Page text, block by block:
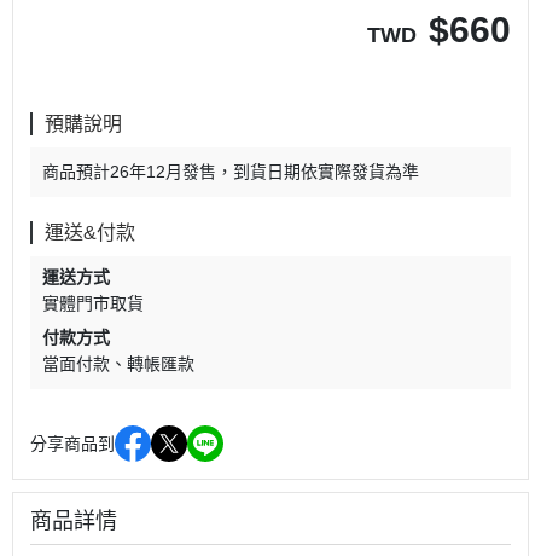
TWD $660
預購說明
商品預計26年12月發售，到貨日期依實際發貨為準
運送&付款
運送方式
實體門市取貨
付款方式
當面付款
轉帳匯款
分享商品到
商品詳情